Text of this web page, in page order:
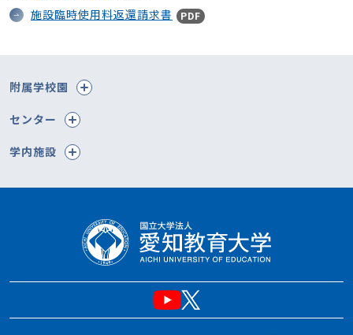
施設臨時使用料返還請求書 PDF
附属学校園
センター
学内施設